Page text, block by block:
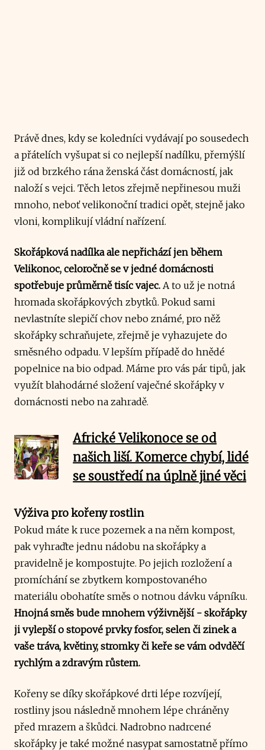
Právě dnes, kdy se koledníci vydávají po sousedech
a přátelích vyšupat si co nejlepší nadílku, přemýšlí
již od brzkého rána ženská část domácností, jak
naloží s vejci. Těch letos zřejmě nepřinesou muži
mnoho, neboť velikonoční tradici opět, stejně jako
vloni, komplikují vládní nařízení.
Skořápková nadílka ale nepřichází jen během
Velikonoc, celoročně se v jedné domácnosti
spotřebuje průměrně tisíc vajec. A to už je notná
hromada skořápkových zbytků. Pokud sami
nevlastníte slepičí chov nebo známé, pro něž
skořápky schraňujete, zřejmě je vyhazujete do
směsného odpadu. V lepším případě do hnědé
popelnice na bio odpad. Máme pro vás pár tipů, jak
využít blahodárné složení vaječné skořápky v
domácnosti nebo na zahradě.
Africké Velikonoce se od
našich liší. Komerce chybí, lidé
se soustředí na úplně jiné věci
Výživa pro kořeny rostlin
Pokud máte k ruce pozemek a na něm kompost,
pak vyhraďte jednu nádobu na skořápky a
pravidelně je kompostujte. Po jejich rozložení a
promíchání se zbytkem kompostovaného
materiálu obohatíte směs o notnou dávku vápníku.
Hnojná směs bude mnohem výživnější - skořápky
ji vylepší o stopové prvky fosfor, selen či zinek a
vaše tráva, květiny, stromky či keře se vám odvděčí
rychlým a zdravým růstem.
Kořeny se díky skořápkové drti lépe rozvíjejí,
rostliny jsou následně mnohem lépe chráněny
před mrazem a škůdci. Nadrobno nadrcené
skořápky je také možné nasypat samostatně přímo